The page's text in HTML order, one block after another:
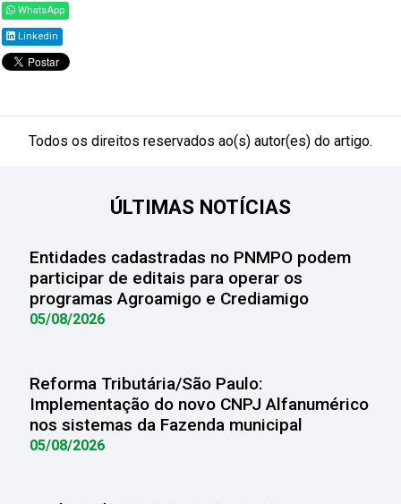
WhatsApp
Linkedin
Todos os direitos reservados ao(s) autor(es) do artigo.
ÚLTIMAS NOTÍCIAS
Entidades cadastradas no PNMPO podem
participar de editais para operar os
programas Agroamigo e Crediamigo
05/08/2026
Reforma Tributária/São Paulo:
Implementação do novo CNPJ Alfanumérico
nos sistemas da Fazenda municipal
05/08/2026